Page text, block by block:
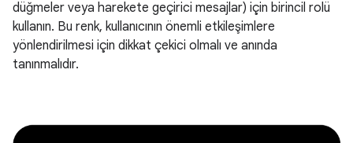
düğmeler veya harekete geçirici mesajlar) için birincil rolü
kullanın. Bu renk, kullanıcının önemli etkileşimlere
yönlendirilmesi için dikkat çekici olmalı ve anında
tanınmalıdır.